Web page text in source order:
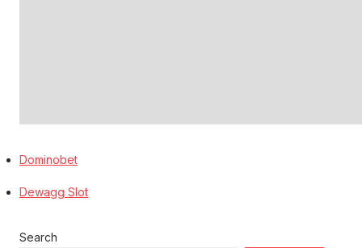
Dominobet
Dewagg Slot
Search